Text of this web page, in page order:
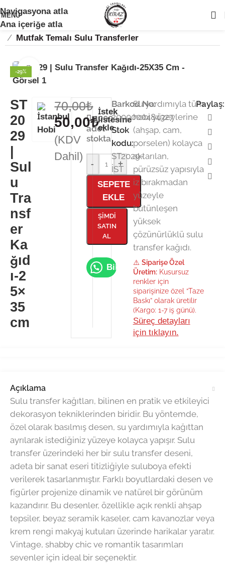
Navigasyona atla
Ana içeriğe atla
🚨ÖNEMLİ DUYURU: Sektörel sezon çalışma takvimimiz nedeniyle
24
Temmuz - 24 Ağustos
tarihleri arasında atölyemiz kapalıdır. 🛒
Sitemizden sipariş vermeye devam edebilirsiniz; tüm kargolarınız
Ağustos itibarıyla sırayla kargolanacaktır. 🍒
MENÜ
Ana Sayfa / Kağıt Ürünleri/
/ Mutfak Temalı Sulu Transferler
-29% Büyütmek için tıklayın
ST
20
29
Sul
u
Tra
nsf
er
Ka
ğıd
ı-2
5×
35
cm
70,00₺
50,00₺
(KDV
Dahil)
1000
adet
stokta
- +
SEPETE
EKLE
ŞIMDI
SATIN
AL
Bilgi Al
İstek
listesine
ekle
Barkod No:
2000000484327
Stok
kodu:
ST2029-
İST
Su yardımıyla tüm
hobi yüzeylerine
(ahşap, cam,
porselen) kolayca
aktarılan,
pürüzsüz yapısıyla
iz bırakmadan
yüzeyle
bütünleşen
yüksek
çözünürlüklü sulu
transfer kağıdı.
⚠️ Siparişe Özel
Üretim:Kusursuz
renkler için
siparişinize özel “Taze
Baskı” olarak üretilir
(Kargo: 1-7 iş günü).
Süreç detayları
için tıklayın.
Paylaş:
Açıklama
Sulu transfer kağıtları, bilinen en pratik ve etkileyici
dekorasyon tekniklerinden biridir. Bu yöntemde,
özel olarak basılmış desen, su yardımıyla kağıttan
ayrılarak istediğiniz yüzeye kolayca yapışır. Sulu
transfer üzerindeki her bir sulu transfer deseni,
adeta bir sanat eseri titizliğiyle suluboya efekti
verilerek tasarlanmıştır. Farklı boyutlardaki desen ve
figürler projenize dinamik ve natürel bir görünüm
kazandırır. Bu desenler, özellikle açık renkli ahşap
tepsiler, beyaz seramik kaseler, cam kavanozlar veya
krem rengi makyaj kutuları üzerinde harikalar yaratır.
Vintage, shabby chic ve romantik tasarımları
sevenler için ideal bir seçenektir.